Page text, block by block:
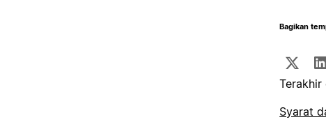
Bagikan
Syarat